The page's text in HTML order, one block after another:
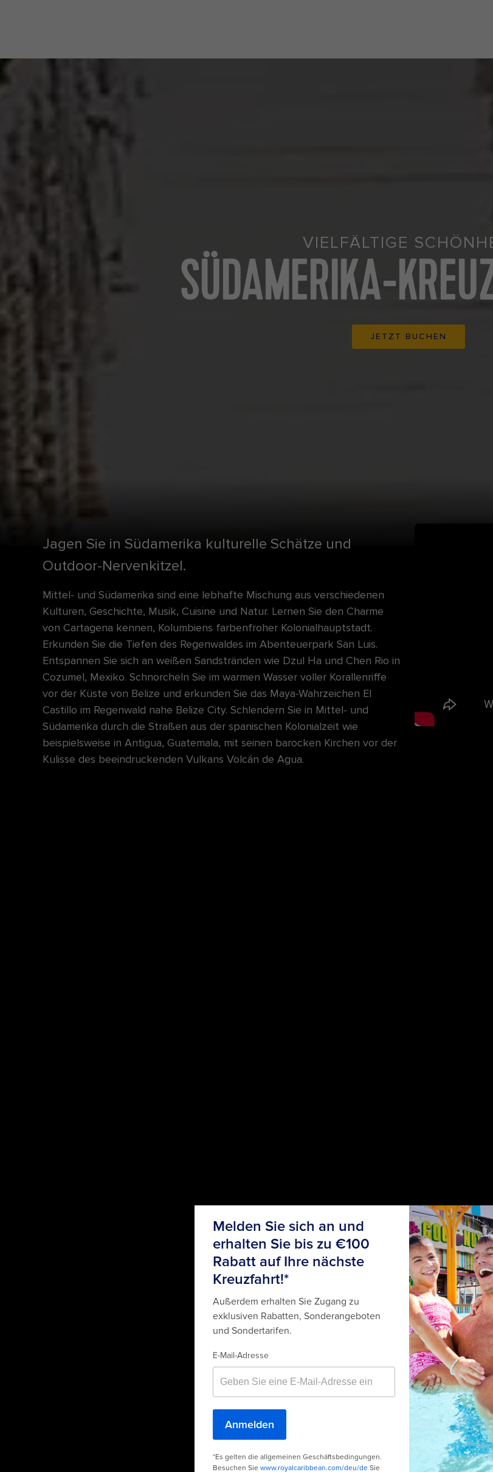
VIELFÄLTIGE
SÜDAMERIKA-
JETZT BUCHEN
Jagen Sie in Südamerika kulturelle Schätze und
Outdoor-Nervenkitzel.
Mittel- und Südamerika sind eine lebhafte Mischung aus verschiedenen
Kulturen, Geschichte, Musik, Cuisine und Natur. Lernen Sie den Charme
von Cartagena kennen, Kolumbiens farbenfroher Kolonialhauptstadt.
Erkunden Sie die Tiefen des Regenwaldes im Abenteuerpark San Luis.
Entspannen Sie sich an weißen Sandstränden wie Dzul Ha und Chen Rio in
Cozumel, Mexiko. Schnorcheln Sie im warmen Wasser voller Korallenriffe
vor der Küste von Belize und erkunden Sie das Maya-Wahrzeichen El
Castillo im Regenwald nahe Belize City. Schlendern Sie in Mittel- und
Südamerika durch die Straßen aus der spanischen Kolonialzeit wie
beispielsweise in Antigua, Guatemala, mit seinen barocken Kirchen vor der
Kulisse des beeindruckenden Vulkans Volcán de Agua.